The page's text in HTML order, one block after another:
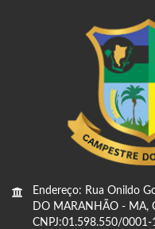
Endereço: Rua Onildo
DO MARANHÃO - MA,
CNPJ:01.598.550/0001-